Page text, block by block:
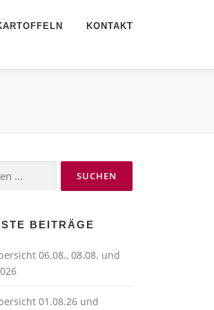
KONTAKT
BEITRÄGE
06.08., 08.08. und
01.08.26 und